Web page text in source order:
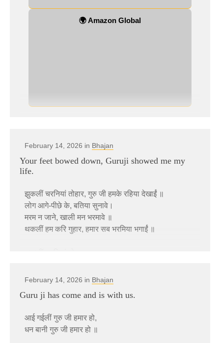
🌍 Amazon Global
February 14, 2026 in Bhajan
Your feet bowed down, Guruji showed me my
life.
झुकलीं चरनियां तोहार, गुरु जी हमके रहिया देखाईं ॥
लोग आगे-पीछे के, बतिया सुनावे।
मरम न जाने, खाली मन भरमावे ॥
थकलीं हम करि गुहार, हमार सब भरमिया भगाईं ॥
जाये के बा एक दिन, ई त हम जानी।
अईलीं दुअरिया तोहार, मरम के बतिया बताईं ॥
झुकलीं चरनियां तोहार ….
February 14, 2026 in Bhajan
Guru ji has come and is with us.
आई गईलीं गुरु जी हमार हो,
धन बानी गुरु जी हमार हो ॥